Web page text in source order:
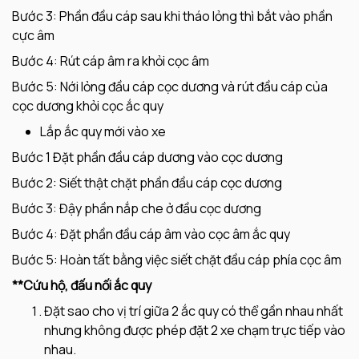
Bước 3: Phần đầu cáp sau khi tháo lỏng thì bắt vào phần
cực âm
Bước 4: Rút cáp âm ra khỏi cọc âm
Bước 5: Nới lỏng đầu cáp cọc dương và rút đầu cáp của
cọc dương khỏi cọc ắc quy
Lắp ắc quy mới vào xe
Bước 1 Đặt phần đầu cáp dương vào cọc dương
Bước 2: Siết thật chặt phần đầu cáp cọc dương
Bước 3: Đậy phần nắp che ở đầu cọc dương
Bước 4: Đặt phần đầu cáp âm vào cọc âm ắc quy
Bước 5: Hoàn tất bằng việc siết chặt đầu cáp phía cọc âm
**Cứu hộ, đấu nối ắc quy
Đặt sao cho vị trí giữa 2 ắc quy có thể gần nhau nhất
nhưng không được phép đặt 2 xe chạm trực tiếp vào
nhau.